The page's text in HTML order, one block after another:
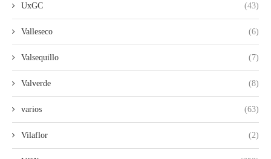
UxGC (43)
Valleseco (6)
Valsequillo (7)
Valverde (8)
varios (63)
Vilaflor (2)